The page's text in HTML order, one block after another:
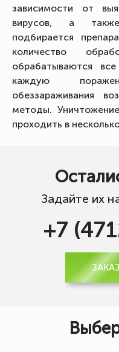
зависимости от
вирусов, а
подбирается
количество
обрабатываются
каждую
обеззараживания
методы.
проходить в
Задайте их
+7